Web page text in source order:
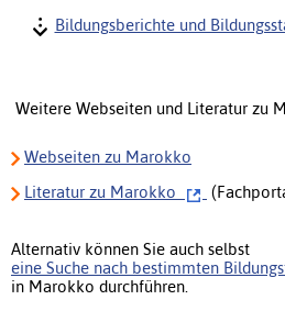
Bildungsberichte und
Weitere Webseiten und Literatur zu
Webseiten zu Marokko
Literatur zu Marokko
Alternativ können Sie auch selbst
eine Suche nach bestimmten
in Marokko durchführen.